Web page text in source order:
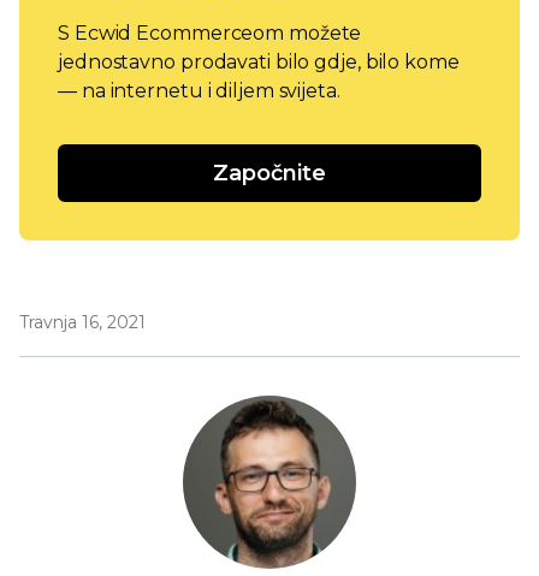
S Ecwid Ecommerceom možete
jednostavno prodavati bilo gdje, bilo kome
— na internetu i diljem svijeta.
Započnite
Travnja 16, 2021